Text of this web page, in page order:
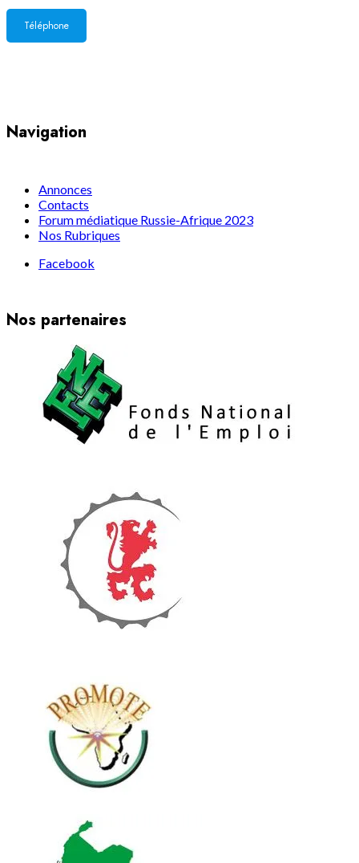
Téléphone
Navigation
Annonces
Contacts
Forum médiatique Russie-Afrique 2023
Nos Rubriques
Facebook
Nos partenaires